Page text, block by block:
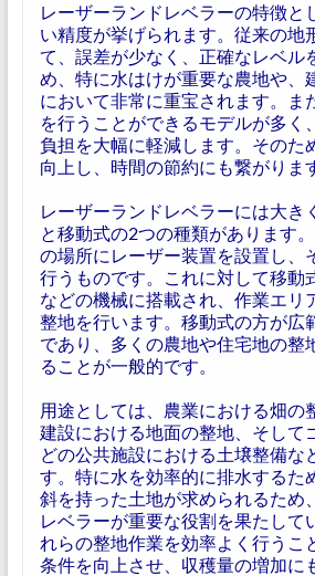
レーザーランドレベラーの特徴と
い精度が挙げられます。従来の地
て、誤差が少なく、正確なレベル
め、特に水はけが重要な農地や、
において非常に重宝されます。ま
を行うことができるモデルが多く
負担を大幅に軽減します。そのた
向上し、時間の節約にも繋がりま
レーザーランドレベラーには大き
と移動式の2つの種類があります
の場所にレーザー装置を設置し、
行うものです。これに対して移動
などの機械に搭載され、作業エリ
整地を行います。移動式の方が広
であり、多くの農地や住宅地の整
ることが一般的です。
用途としては、農業における畑の
建設における地面の整地、そして
どの公共施設における土壌整備な
す。特に水を効率的に排水するた
斜を持った土地が求められるため
レベラーが重要な役割を果たして
れらの整地作業を効率よく行うこ
条件を向上させ、収穫量の増加に